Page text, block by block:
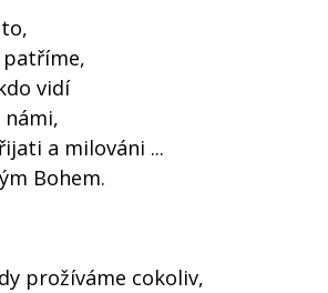
patříme,
vidí
a milováni ...
Bohem.
prožíváme cokoliv,